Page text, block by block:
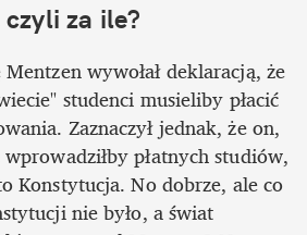
za ile?
wywołał deklaracją, że
studenci musieliby płacić
Zaznaczył jednak, że on,
płatnych studiów,
Konstytucja. No dobrze, ale co
nie było, a świat